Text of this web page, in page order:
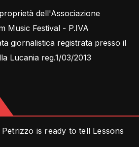
dell'Associazione
Music Festival - P.IVA
giornalistica registrata presso il
Lucania reg.1/03/2013
is ready to tell Lessons